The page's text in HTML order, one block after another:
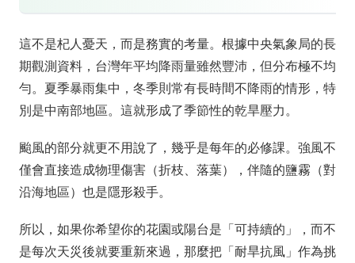
這不是杞人憂天，而是務實的考量。根據中央氣象局的長
期觀測資料，台灣年平均降雨量雖然豐沛，但分布極不均
勻。夏季暴雨集中，冬季則常有長時間不降雨的情形，特
別是中南部地區。這就形成了季節性的乾旱壓力。
颱風的部分就更不用說了，幾乎是每年的必修課。強風不
僅會直接造成物理傷害（折枝、落葉），伴隨的鹽霧（對
沿海地區）也是隱形殺手。
所以，如果你希望你的花園或陽台是「可持續的」，而不
是每次天災後就要重新來過，那麼把「耐旱抗風」作為挑